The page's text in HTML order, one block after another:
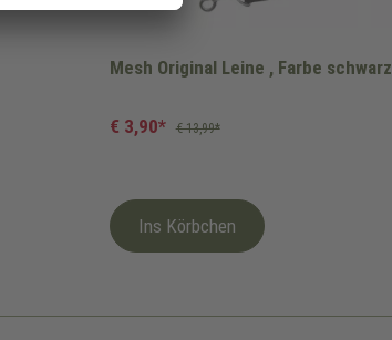
Mesh Original Leine , Farbe schwarz
€ 3,90* € 13,99*
Ins Körbchen